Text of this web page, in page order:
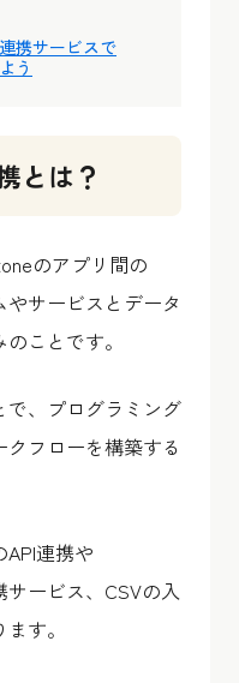
携サービスで
う
とは？
のアプリ間の
サービスとデータ
ことです。
で、プログラミング
フローを構築する
連携や
ービス、CSVの入
す。